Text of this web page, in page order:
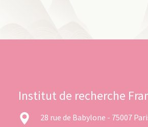
Institut de recherche
28 rue de Babylone - 75007